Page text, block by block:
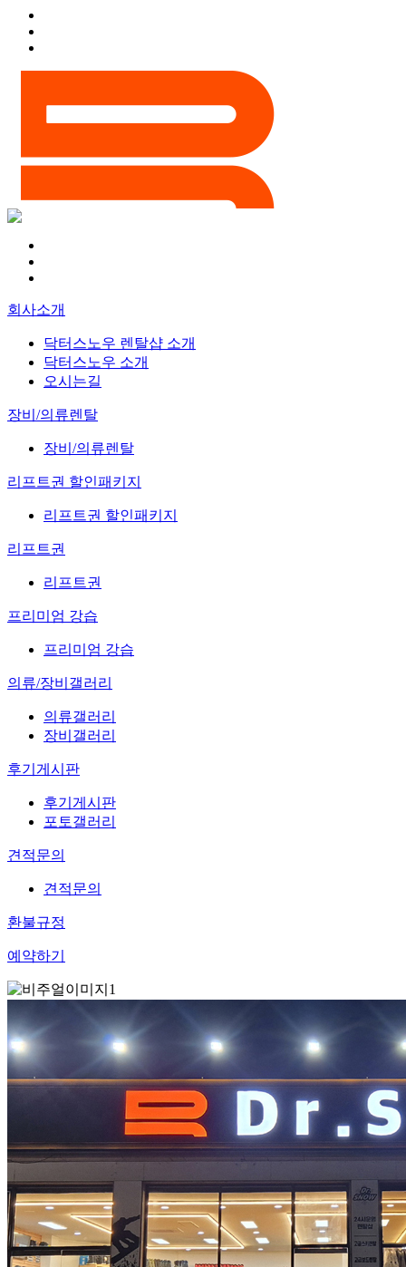
회사소개
닥터스노우 렌탈샵 소개
닥터스노우 소개
오시는길
장비/의류렌탈
장비/의류렌탈
리프트권 할인패키지
리프트권 할인패키지
리프트권
리프트권
프리미엄 강습
프리미엄 강습
의류/장비갤러리
의류갤러리
장비갤러리
후기게시판
후기게시판
포토갤러리
견적문의
견적문의
환불규정
예약하기